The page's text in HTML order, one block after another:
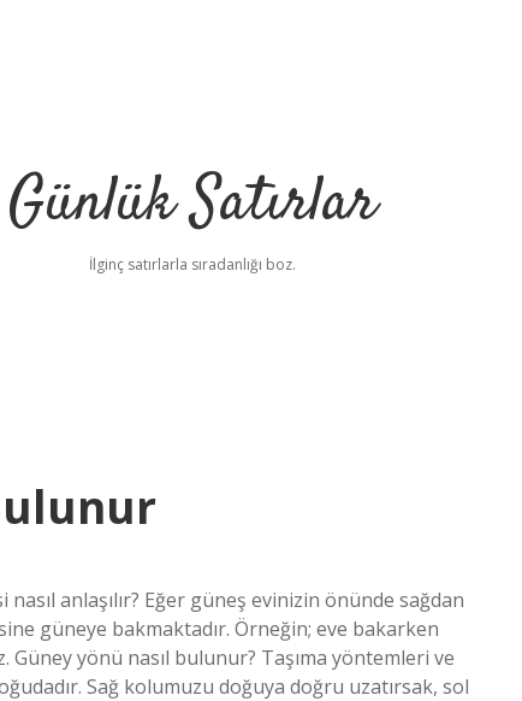
Günlük Satırlar
İlginç satırlarla sıradanlığı boz.
anlaşılır? Eğer güneş evinizin önünde sağdan
güneye bakmaktadır. Örneğin; eve bakarken
yönü nasıl bulunur? Taşıma yöntemleri ve
Sağ kolumuzu doğuya doğru uzatırsak, sol